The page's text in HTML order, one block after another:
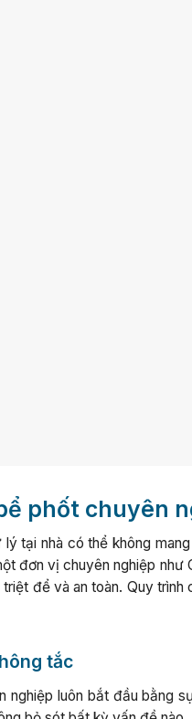
phốt chuyên
tại nhà có thể không
đơn vị chuyên nghiệp
để và an toàn. Quy
tắc
nghiệp luôn bắt đầu bằng